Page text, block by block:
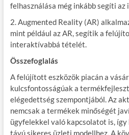
felhasználása még inkább segíti
2. Augmented Reality (AR)
mint például az AR, segítik a
interaktívabbá tételét.
Összefoglalás
A felújított eszközök piacán a
kulcsfontosságúak a
elégedettség szempontjából. Az
nemcsak a termékek minőségét
ügyfelekkel való kapcsolatot is, így
távú sikeres üzleti modellhez. A